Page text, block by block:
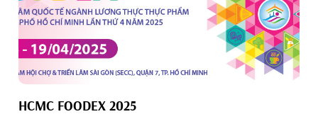
HCMC FOODEX 2025